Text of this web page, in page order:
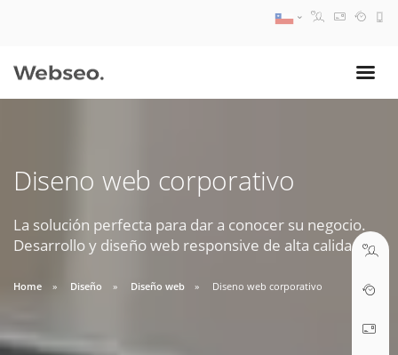
Diseno web corporativo
La solución perfecta para dar a conocer su negocio.
Desarrollo y diseño web responsive de alta calidad.
Home Diseño Diseño web Diseno web corporativo
09:30 AM A 18:30 PM
soporte@webseo.cl